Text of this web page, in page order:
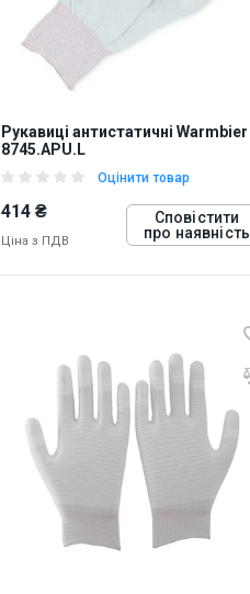
Рукавиці антистатичні Warmbier
8745.APU.L
Оцінити товар
414 ₴
Ціна з ПДВ
Сповістити
про наявність